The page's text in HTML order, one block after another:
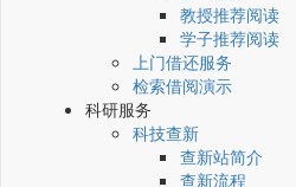
教授推荐阅读
学子推荐阅读
上门借还服务
检索借阅演示
科研服务
科技查新
查新站简介
查新流程